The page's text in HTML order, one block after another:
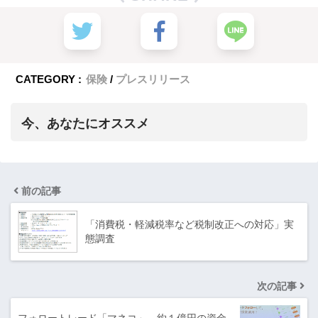
CATEGORY : 保険 プレスリリース
今、あなたにオススメ
前の記事
「消費税・軽減税率など税制改正への対応」実
態調査
次の記事